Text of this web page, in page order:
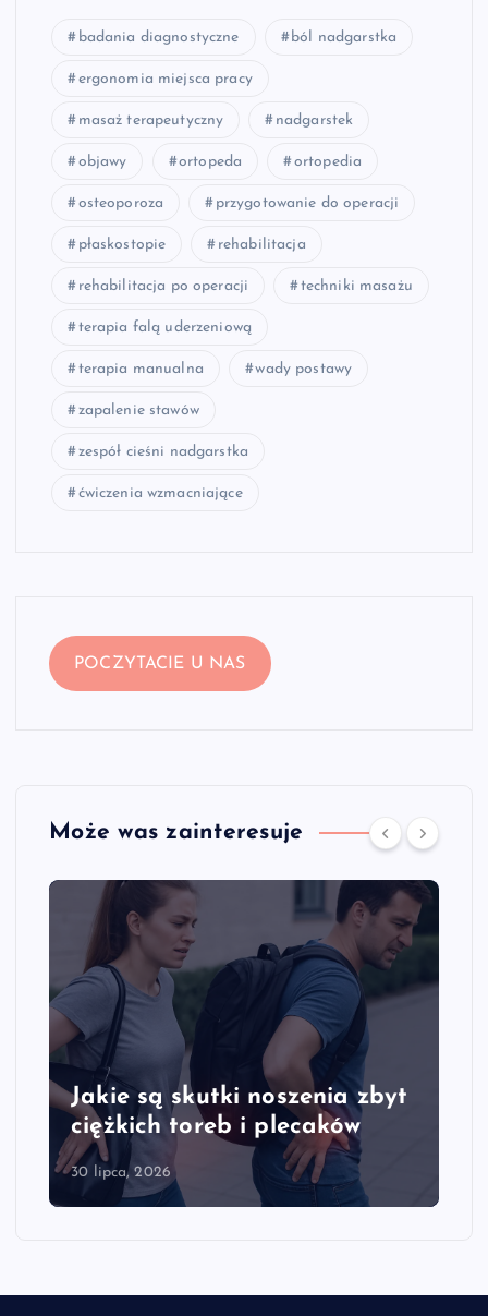
badania diagnostyczne ból nadgarstka
ergonomia miejsca pracy
masaż terapeutyczny nadgarstek
objawy ortopeda ortopedia
osteoporoza przygotowanie do operacji
płaskostopie rehabilitacja
rehabilitacja po operacji techniki masażu
terapia falą uderzeniową
terapia manualna wady postawy
zapalenie stawów
zespół cieśni nadgarstka
ćwiczenia wzmacniające
POCZYTACIE U NAS
Może was zainteresuje
Jakie są skutki noszenia zbyt
ciężkich toreb i plecaków
30 lipca, 2026